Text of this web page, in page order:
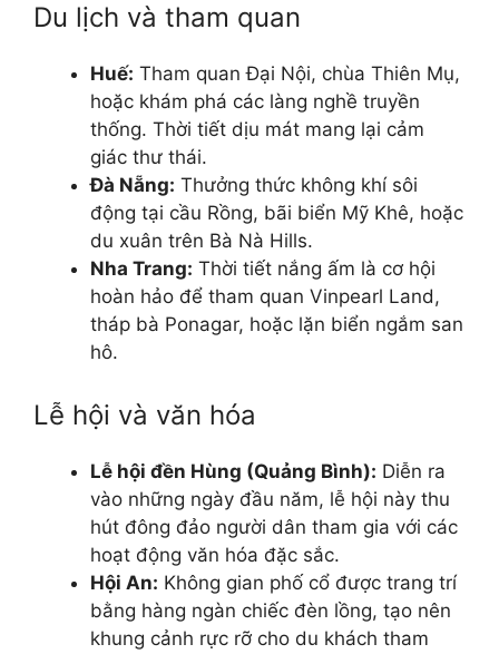
Du lịch và tham quan
Huế: Tham quan Đại Nội, chùa Thiên Mụ,
hoặc khám phá các làng nghề truyền
thống. Thời tiết dịu mát mang lại cảm
giác thư thái.
Đà Nẵng: Thưởng thức không khí sôi
động tại cầu Rồng, bãi biển Mỹ Khê, hoặc
du xuân trên Bà Nà Hills.
Nha Trang: Thời tiết nắng ấm là cơ hội
hoàn hảo để tham quan Vinpearl Land,
tháp bà Ponagar, hoặc lặn biển ngắm san
hô.
Lễ hội và văn hóa
Lễ hội đền Hùng (Quảng Bình): Diễn ra
vào những ngày đầu năm, lễ hội này thu
hút đông đảo người dân tham gia với các
hoạt động văn hóa đặc sắc.
Hội An: Không gian phố cổ được trang trí
bằng hàng ngàn chiếc đèn lồng, tạo nên
khung cảnh rực rỡ cho du khách tham